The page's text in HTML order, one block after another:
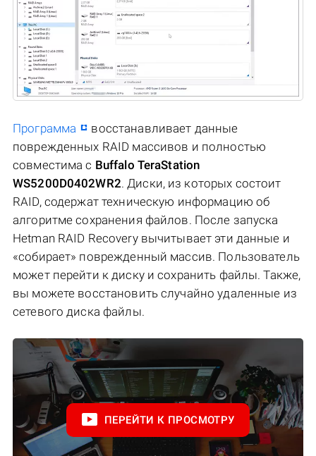
Программа
восстанавливает данные
поврежденных RAID массивов и полностью
совместима с Buffalo TeraStation
WS5200D0402WR2. Диски, из которых состоит
RAID, содержат техническую информацию об
алгоритме сохранения файлов. После запуска
Hetman RAID Recovery вычитывает эти данные и
«собирает» поврежденный массив. Пользователь
может перейти к диску и сохранить файлы. Также,
вы можете восстановить случайно удаленные из
сетевого диска файлы.
ПЕРЕЙТИ К ПРОСМОТРУ